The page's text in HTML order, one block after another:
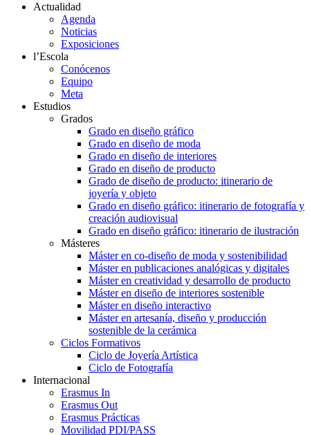
Actualidad
Agenda
Noticias
Exposiciones
l’Escola
Conócenos
Equipo
Meta
Estudios
Grados
Grado en diseño gráfico
Grado en diseño de moda
Grado en diseño de interiores
Grado en diseño de producto
Grado de diseño de producto: itinerario de
joyería y objeto
Grado en diseño gráfico: itinerario de fotografía y
creación audiovisual
Grado en diseño gráfico: itinerario de ilustración
Másteres
Máster en co-diseño de moda y sostenibilidad
Máster en publicaciones analógicas y digitales
Máster en creatividad y desarrollo de producto
Máster en diseño de interiores sostenible
Máster en diseño interactivo
Máster en artesanía, diseño y producción
sostenible de la cerámica
Ciclos Formativos
Ciclo de Joyería Artística
Ciclo de Fotografía
Internacional
Erasmus In
Erasmus Out
Erasmus Prácticas
Movilidad PDI/PASS